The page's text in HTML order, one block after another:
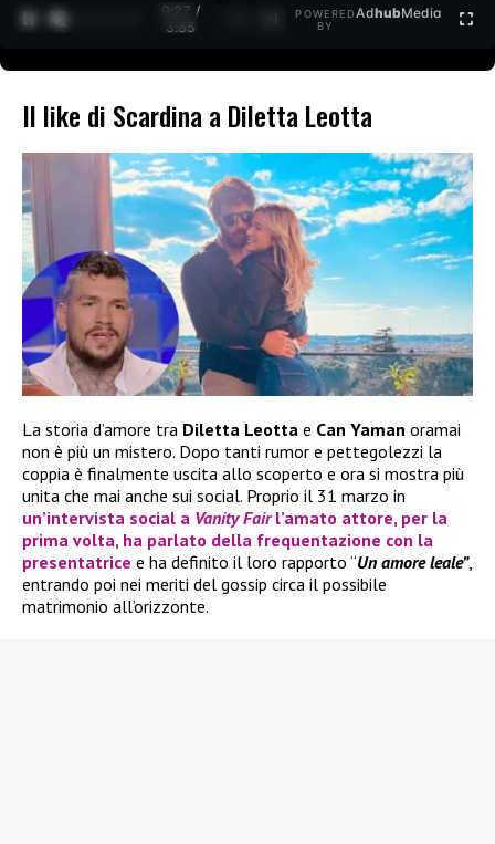
0:28 /
3:35
POWERED
BY
AdhubMedia
Il like di Scardina a Diletta Leotta
La storia d’amore tra Diletta Leotta e Can Yaman oramai
non è più un mistero. Dopo tanti rumor e pettegolezzi la
coppia è finalmente uscita allo scoperto e ora si mostra più
unita che mai anche sui social. Proprio il 31 marzo in
un’intervista social a Vanity Fairl’amato attore, per la
prima volta, ha parlato della frequentazione con la
presentatrice e ha definito il loro rapporto “Un amore leale”,
entrando poi nei meriti del gossip circa il possibile
matrimonio all’orizzonte.